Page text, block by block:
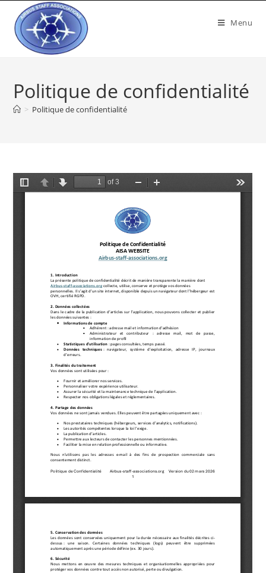
Menu
Politique de confidentialité
> Politique de confidentialité